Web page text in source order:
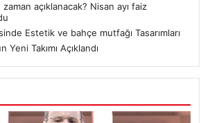
açıklanacak? Nisan ayı faiz
Estetik ve bahçe mutfağı Tasarımları
Yeni Takımı Açıklandı